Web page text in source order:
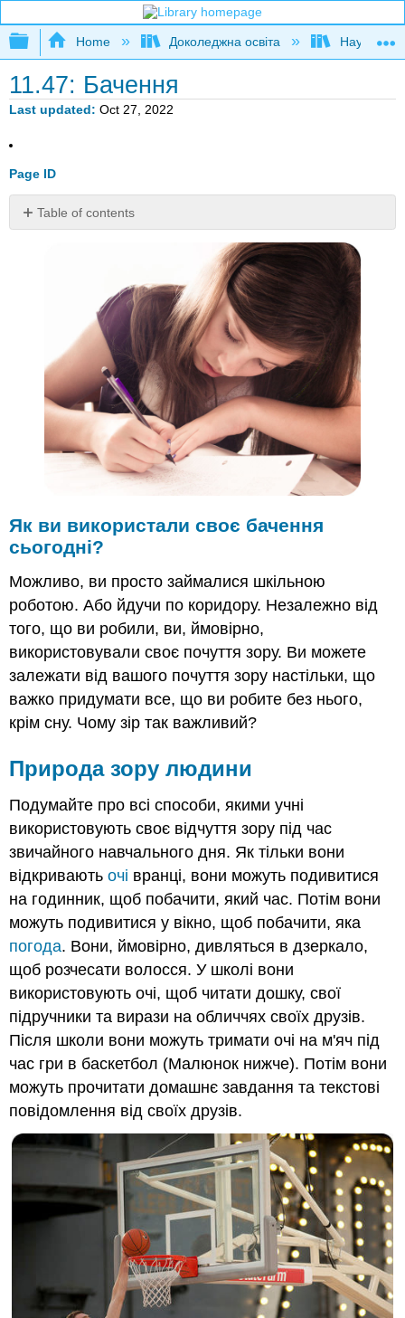
Expand/collapse global hierarchy
Home Доколеджна освіта Наука і
11.47: Бачення
Last updated Oct 27, 2022
Page ID
Table of contents
сьогодні?
Природа
зору
людини
Бачачи
трьох
вимірах
кольорі
Еволюція
бачення
приматів
Дізнатися
більше
Як ви використали своє бачення
сьогодні?
Можливо, ви просто займалися шкільною
роботою. Або йдучи по коридору. Незалежно від
того, що ви робили, ви, ймовірно,
використовували своє почуття зору. Ви можете
залежати від вашого почуття зору настільки, що
важко придумати все, що ви робите без нього,
крім сну. Чому зір так важливий?
Природазору людини
Подумайте про всі способи, якими учні
використовують своє відчуття зору під час
звичайного навчального дня. Як тільки вони
відкриваютьочі вранці, вони можуть подивитися
на годинник, щоб побачити, який час. Потім вони
можуть подивитися у вікно, щоб побачити, яка
погода. Вони, ймовірно, дивляться в дзеркало,
щоб розчесати волосся. У школі вони
використовують очі, щоб читати дошку, свої
підручники та вирази на обличчях своїх друзів.
Після школи вони можуть тримати очі на м'яч під
час гри в баскетбол (Малюнок нижче). Потім вони
можуть прочитати домашнє завдання та текстові
повідомлення від своїх друзів.